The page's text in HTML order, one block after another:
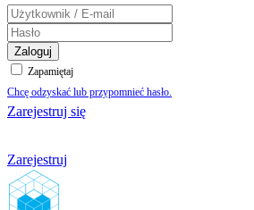
Zaloguj
Zapamiętaj
Chcę odzyskać lub przypomnieć hasło.
Zarejestruj się
Zarejestruj